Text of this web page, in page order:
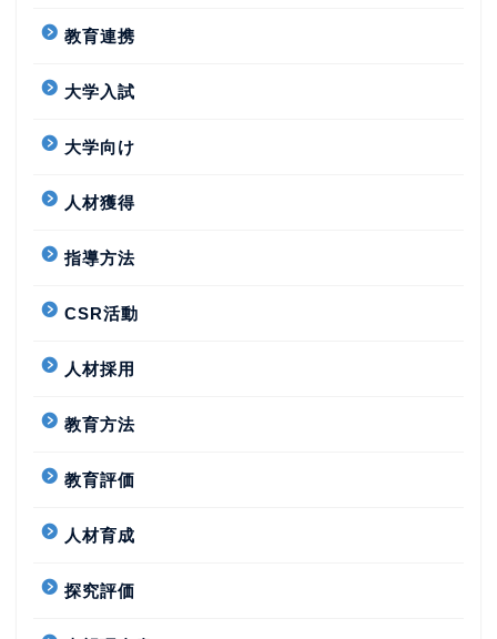
教育連携
大学入試
大学向け
人材獲得
指導方法
CSR活動
人材採用
教育方法
教育評価
人材育成
探究評価